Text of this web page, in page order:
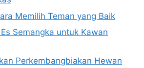
Memilih Teman yang Baik
Semangka untuk Kawan
Perkembangbiakan Hewan